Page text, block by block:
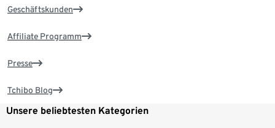
Geschäftskunden
Affiliate Programm
Presse
Tchibo Blog
Unsere beliebtesten Kategorien